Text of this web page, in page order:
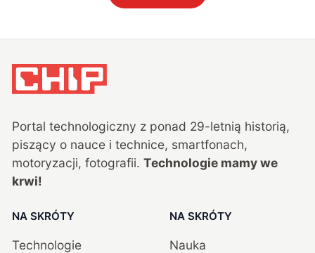
Portal technologiczny z ponad 29-letnią historią,
piszący o nauce i technice, smartfonach,
motoryzacji, fotografii. Technologie mamy we
krwi!
NA SKRÓTY
Technologie
NA SKRÓTY
Nauka